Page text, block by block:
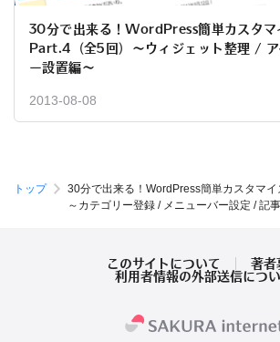
30分で出来る！WordPress簡単カスタマ
Part.4（全5回）～ウィジェット整理 / ア
ー設置編～
2013-08-08
トップ
30分で出来る！WordPress簡単カスタマイ
～カテゴリー登録 / メニューバー設定 / 記
このサイトについて
著者
利用者情報の外部送信につ